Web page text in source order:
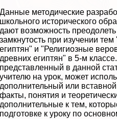
Данные методические
школьного исторического
дают возможность
замкнутость при изучении
египтян" и "Религиозные
древних египтян" в 5-м
представленный в данной
учителю на урок, может
дополнительный или
факты, понятия и
дополнительные к тем,
подготовке к уроку по